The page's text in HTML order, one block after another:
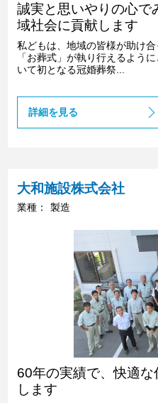
誠実と思いやりの心で
域社会に貢献します
私どもは、地域の皆様が助け
「お葬式」が執り行えるよう
いて初となる冠婚葬祭...
詳細を見る
大和施設株式会社
業種： 製造
60年の実績で、快適
します